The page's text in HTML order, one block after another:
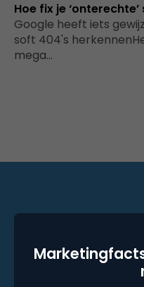
Hoe fix je
Google heeft iets
soft 404's
mega…
Marketingfacts.